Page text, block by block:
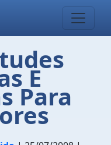
E
Para